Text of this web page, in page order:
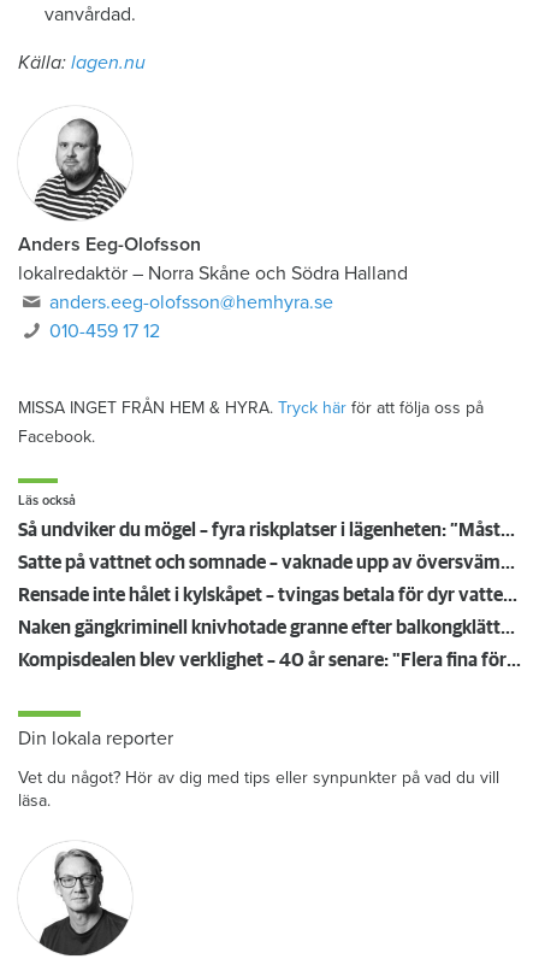
vanvårdad.
Källa: lagen.nu
Anders Eeg-Olofsson
lokalredaktör – Norra Skåne och Södra Halland
anders.eeg-olofsson@hemhyra.se
010-459 17 12
MISSA INGET FRÅN HEM & HYRA. Tryck här för att följa oss på
Facebook.
Läs också
Så undviker du mögel – fyra riskplatser i lägenheten: ”Måste städa bort”
Satte på vattnet och somnade – vaknade upp av översvämning hos grannen
Rensade inte hålet i kylskåpet – tvingas betala för dyr vattenskada
Naken gängkriminell knivhotade granne efter balkongklättring
Kompisdealen blev verklighet – 40 år senare: "Flera fina fördelar med att dela bostad"
Din lokala reporter
Vet du något? Hör av dig med tips eller synpunkter på vad du vill
läsa.